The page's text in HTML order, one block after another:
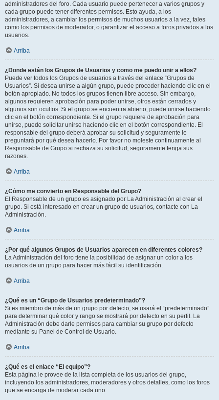
administradores del foro. Cada usuario puede pertenecer a varios grupos y
cada grupo puede tener diferentes permisos. Esto ayuda, a los
administradores, a cambiar los permisos de muchos usuarios a la vez, tales
como los permisos de moderador, o garantizar el acceso a foros privados a los
usuarios.
Arriba
¿Donde están los Grupos de Usuarios y como me puedo unir a ellos?
Puede ver todos los Grupos de usuarios a través del enlace “Grupos de
Usuarios”. Si desea unirse a algún grupo, puede proceder haciendo clic en el
botón apropiado. No todos los grupos tienen libre acceso. Sin embargo,
algunos requieren aprobación para poder unirse, otros están cerrados y
algunos son ocultos. Si el grupo se encuentra abierto, puede unirse haciendo
clic en el botón correspondiente. Si el grupo requiere de aprobación para
unirse, puede solicitar unirse haciendo clic en el botón correspondiente. El
responsable del grupo deberá aprobar su solicitud y seguramente le
preguntará por qué desea hacerlo. Por favor no moleste continuamente al
Responsable de Grupo si rechaza su solicitud; seguramente tenga sus
razones.
Arriba
¿Cómo me convierto en Responsable del Grupo?
El Responsable de un grupo es asignado por La Administración al crear el
grupo. Si está interesado en crear un grupo de usuarios, contacte con La
Administración.
Arriba
¿Por qué algunos Grupos de Usuarios aparecen en diferentes colores?
La Administración del foro tiene la posibilidad de asignar un color a los
usuarios de un grupo para hacer más fácil su identificación.
Arriba
¿Qué es un “Grupo de Usuarios predeterminado”?
Si es miembro de más de un grupo por defecto, se usará el “predeterminado”
para determinar qué color y rango se mostrará por defecto en su perfil. La
Administración debe darle permisos para cambiar su grupo por defecto
mediante su Panel de Control de Usuario.
Arriba
¿Qué es el enlace “El equipo”?
Esta página le provee de la lista completa de los usuarios del grupo,
incluyendo los administradores, moderadores y otros detalles, como los foros
que se encarga de moderar cada uno.